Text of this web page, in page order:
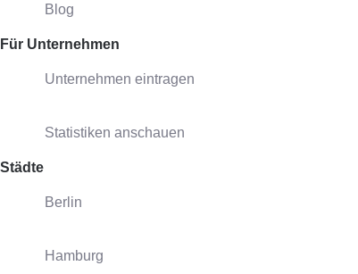
Blog
Für Unternehmen
Unternehmen eintragen
Statistiken anschauen
Städte
Berlin
Hamburg